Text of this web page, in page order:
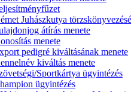
Juhászkutya
átírás menete
menete
pedigré kiváltásának menete
kiváltás menete
Sportkártya ügyintézés
ügyintézés